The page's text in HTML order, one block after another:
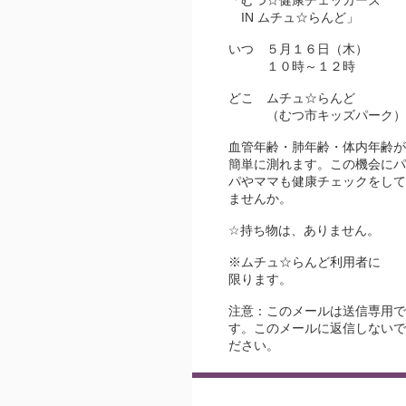
IN ムチュ☆らんど」
いつ ５月１６日（木）
１０時～１２時
どこ ムチュ☆らんど
（むつ市キッズパーク）
血管年齢・肺年齢・体内年齢が
簡単に測れます。この機会にパ
パやママも健康チェックをし
ませんか。
☆持ち物は、ありません。
※ムチュ☆らんど利用者に
限ります。
注意：このメールは送信専用で
す。このメールに返信しないで
ださい。